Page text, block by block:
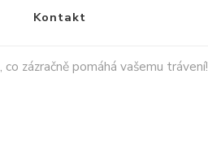
Kontakt
zázračně pomáhá vašemu trávení!